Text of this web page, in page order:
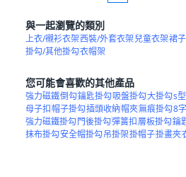
與一起瀏覽的類別
上衣/襯衫衣架西裝/外套衣架兒童衣架裙
掛勾/其他掛勾衣帽架
您可能會喜歡的其他產品
強力磁鐵倒勾鑰匙掛勾吸盤掛勾大掛勾s
母子扣帽子掛勾插頭收納帽夾無痕掛勾8
強力磁鐵掛勾門後掛勾彈簧扣層板掛勾鑰
抹布掛勾安全帽掛勾吊掛架掛帽子掛畫夾